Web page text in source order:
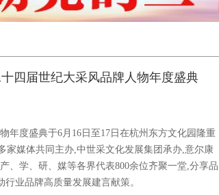
四届世纪大采风品牌人物年度盛典
年度盛典于6月16日至17日在杭州东方文化园隆重
家媒体共同主办,中世采文化发展集团承办,意尔康
、学、研、媒等各界代表800余位齐聚一堂,分享品
业品牌高质量发展建言献策。